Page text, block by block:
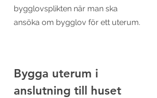
bygglovsplikten när man ska
ansöka om bygglov för ett uterum.
Bygga uterum i
anslutning till huset